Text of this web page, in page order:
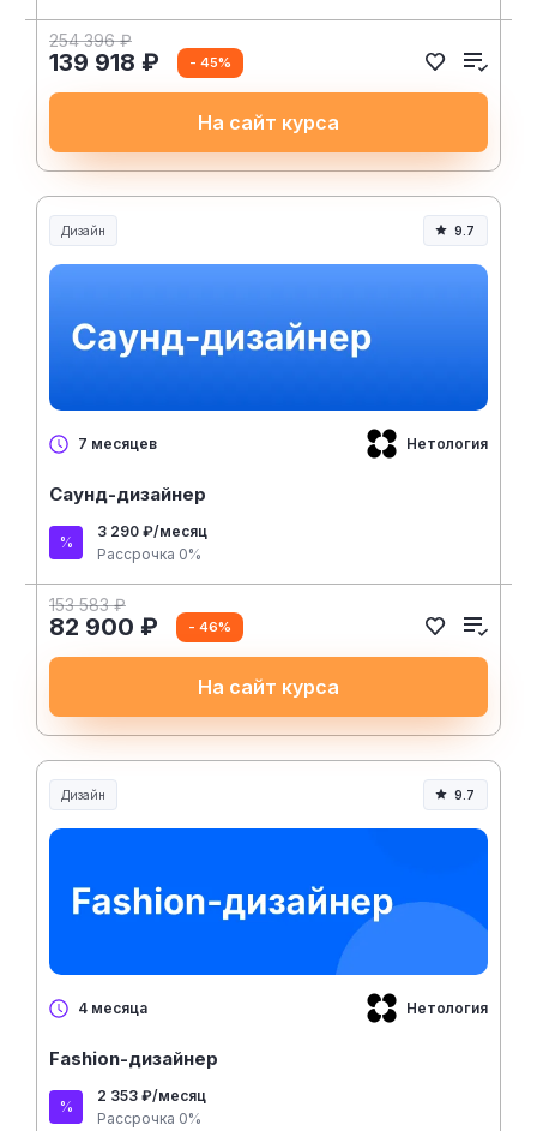
254 396 ₽
139 918 ₽ - 45%
На сайт курса
Дизайн 9.7
7 месяцев Нетология
Саунд-дизайнер
3 290 ₽/месяц
Рассрочка 0%
153 583 ₽
82 900 ₽ - 46%
На сайт курса
Дизайн 9.7
4 месяца Нетология
Fashion-дизайнер
2 353 ₽/месяц
Рассрочка 0%